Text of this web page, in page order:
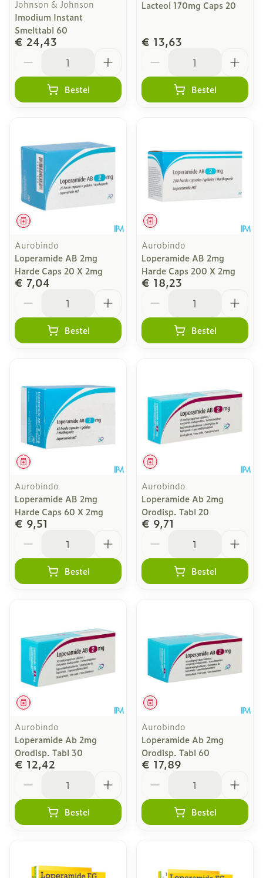
Johnson & Johnson
Imodium Instant
Smelttabl 60
€ 24,43
Bestel
Lacteol 170mg Caps 20
€ 13,63
Bestel
Geneesmiddel
Aurobindo
Loperamide AB 2mg
Harde Caps 20 X 2mg
€ 7,04
Bestel
Geneesmiddel
Aurobindo
Loperamide AB 2mg
Harde Caps 200 X 2mg
€ 18,23
Bestel
Geneesmiddel
Aurobindo
Loperamide AB 2mg
Harde Caps 60 X 2mg
€ 9,51
Bestel
Geneesmiddel
Aurobindo
Loperamide Ab 2mg
Orodisp. Tabl 20
€ 9,71
Bestel
Geneesmiddel
Aurobindo
Loperamide Ab 2mg
Orodisp. Tabl 30
€ 12,42
Bestel
Geneesmiddel
Aurobindo
Loperamide Ab 2mg
Orodisp. Tabl 60
€ 17,89
Bestel